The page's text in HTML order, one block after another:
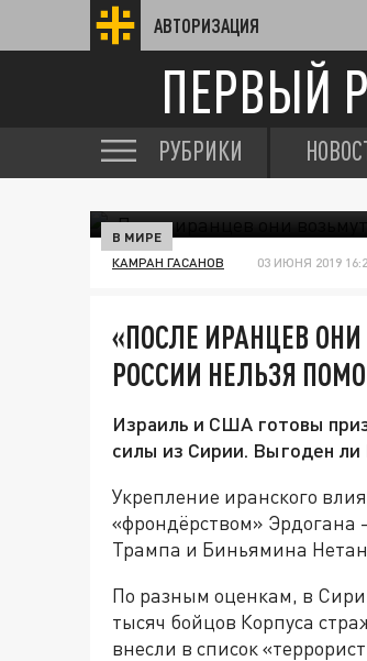
АВТОРИЗАЦИЯ
ПЕРВЫЙ
РУБРИКИ
В МИРЕ
КАМРАН ГАСАНОВ 03 ИЮНЯ 2019
«ПОСЛЕ ИРАНЦЕВ
РОССИИ НЕЛЬЗЯ
Израиль и США готовы
силы из Сирии. Выгоден ли
Укрепление иранского
«фрондёрством»
Трампа и Биньямина
По разным оценкам, в
тысяч бойцов Корпуса
внесли в список